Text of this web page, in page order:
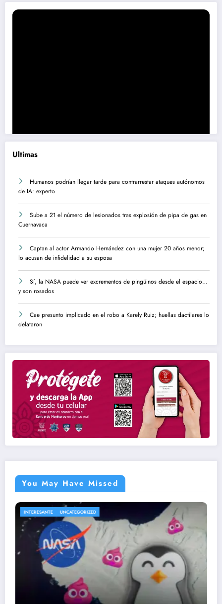
Ultimas
Humanos podrían llegar tarde para contrarrestar ataques autónomos
de IA: experto
Sube a 21 el número de lesionados tras explosión de pipa de gas en
Cuernavaca
Captan al actor Armando Hernández con una mujer 20 años menor;
lo acusan de infidelidad a su esposa
Sí, la NASA puede ver excrementos de pingüinos desde el espacio…
y son rosados
Cae presunto implicado en el robo a Karely Ruiz; huellas dactilares lo
delataron
You May Have Missed
ENTRETENIMIENTO